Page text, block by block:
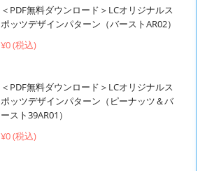
＜PDF無料ダウンロード＞LCオリジナルス
ポッツデザインパターン（バーストAR02）
¥0 (税込)
＜PDF無料ダウンロード＞LCオリジナルス
ポッツデザインパターン（ピーナッツ＆バ
ースト39AR01）
¥0 (税込)